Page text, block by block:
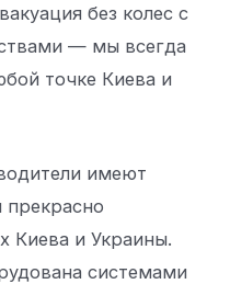
без колес с
— мы всегда
точке Киева и
имеют
Киева и Украины.
системами